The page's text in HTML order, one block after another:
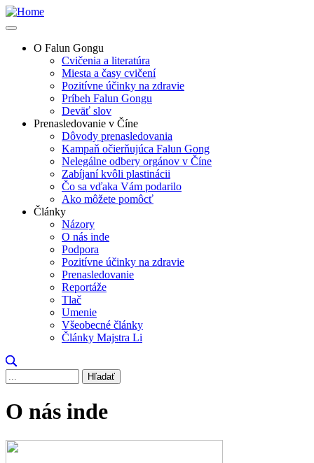
Skip
to
contentO Falun Gongu
Cvičenia a literatúra
Miesta a časy cvičení
Pozitívne účinky na zdravie
Príbeh Falun Gongu
Deväť slov
Prenasledovanie v Číne
Dôvody prenasledovania
Kampaň očierňujúca Falun Gong
Nelegálne odbery orgánov v Číne
Zabíjaní kvôli plastinácii
Čo sa vďaka Vám podarilo
Ako môžete pomôcť
Články
Názory
O nás inde
Podpora
Pozitívne účinky na zdravie
Prenasledovanie
Reportáže
Tlač
Umenie
Všeobecné články
Články Majstra Li
Hľadať
O nás inde